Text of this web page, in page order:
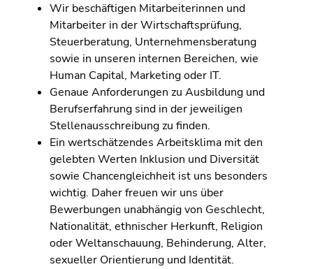
Wir beschäftigen Mitarbeiterinnen und
Mitarbeiter in der Wirtschaftsprüfung,
Steuerberatung, Unternehmensberatung
sowie in unseren internen Bereichen, wie
Human Capital, Marketing oder IT.
Genaue Anforderungen zu Ausbildung und
Berufserfahrung sind in der jeweiligen
Stellenausschreibung zu finden.
Ein wertschätzendes Arbeitsklima mit den
gelebten Werten Inklusion und Diversität
sowie Chancengleichheit ist uns besonders
wichtig. Daher freuen wir uns über
Bewerbungen unabhängig von Geschlecht,
Nationalität, ethnischer Herkunft, Religion
oder Weltanschauung, Behinderung, Alter,
sexueller Orientierung und Identität.